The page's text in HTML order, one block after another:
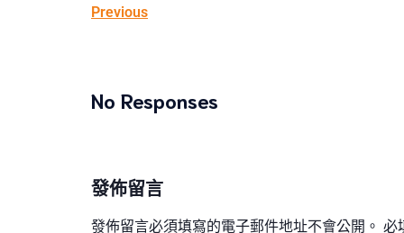
Previous
No Responses
發佈留言
發佈留言必須填寫的電子郵件地址不會公開。 必